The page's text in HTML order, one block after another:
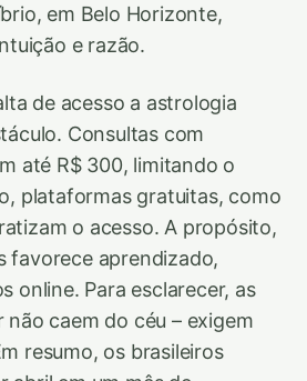
em Belo Horizonte,
e razão.
de acesso a astrologia
Consultas com
até R$ 300, limitando o
plataformas gratuitas, como
o acesso. A propósito,
favorece aprendizado,
online. Para esclarecer, as
caem do céu – exigem
resumo, os brasileiros